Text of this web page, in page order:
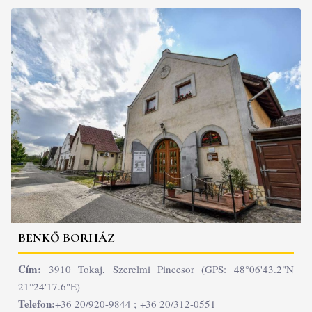
BENKŐ BORHÁZ
Cím: 3910 Tokaj, Szerelmi Pincesor (GPS: 48°06'43.2"N
21°24'17.6"E)
Telefon:+36 20/920-9844 ; +36 20/312-0551